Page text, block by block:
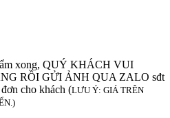
xong, QUÝ KHÁCH VUI
RỒI GỬI ẢNH QUA ZALO sđt
cho khách (LƯU Ý: GIÁ TRÊN